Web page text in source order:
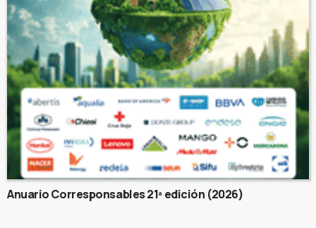
Anuario Corresponsables 21ª edición (2026)